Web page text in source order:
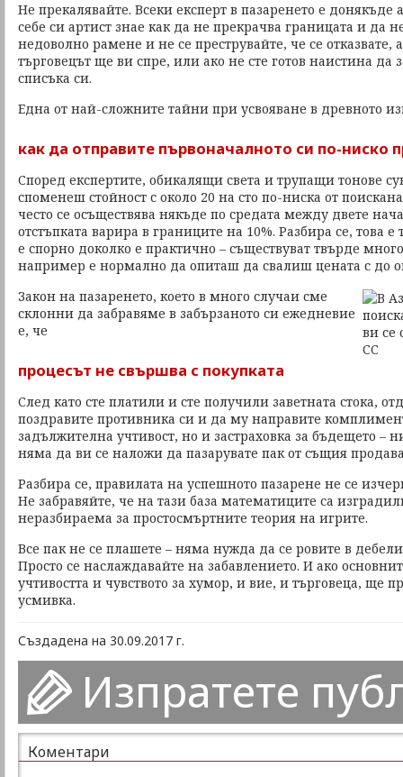
Не прекалявайте. Всеки експерт в пазаренето е донякъде
себе си артист знае как да не прекрачва границата и да
недоволно рамене и не се преструвайте, че се отказвате,
търговецът ще ви спре, или ако не сте готов наистина да
списъка си.
Една от най-сложните тайни при усвояване в древното
как да отправите първоначалното си по-ниско
Според експертите, обикалящи света и трупащи тонове
споменеш стойност с около 20 на сто по-ниска от
често се осъществява някъде по средата между двете
отстъпката варира в границите на 10%. Разбира се, това
е спорно доколко е практично – съществуват твърде
например е нормално да опиташ да свалиш цената с до
Закон на пазаренето, което в много случаи сме
склонни да забравяме в забързаното си ежедневие
е, че
процесът не свършва с покупката
След като сте платили и сте получили заветната стока,
поздравите противника си и да му направите
задължителна учтивост, но и застраховка за бъдещето –
няма да ви се наложи да пазарувате пак от същия
Разбира се, правилата на успешното пазарене не се
Не забравяйте, че на тази база математиците са
неразбираема за простосмъртните теория на игрите.
Все пак не се плашете – няма нужда да се ровите в
Просто се наслаждавайте на забавлението. И ако
учтивостта и чувството за хумор, и вие, и търговеца, ще
усмивка.
Създадена на 30.09.2017 г.
Изпратете
Коментари